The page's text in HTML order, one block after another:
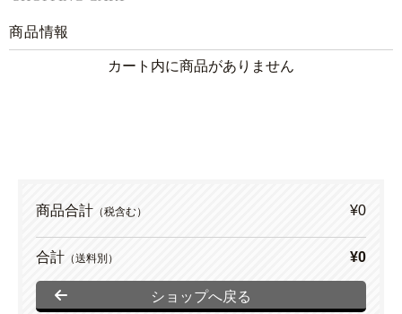
商品情報
カート内に商品がありません
商品合計 （税含む） ¥0
合計 （送料別） ¥0
ショップへ戻る